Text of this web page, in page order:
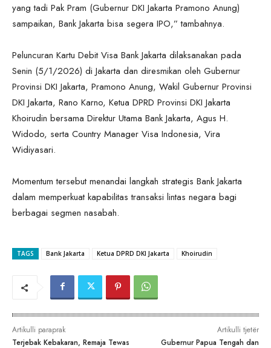
yang tadi Pak Pram (Gubernur DKI Jakarta Pramono Anung)
sampaikan, Bank Jakarta bisa segera IPO,” tambahnya.
Peluncuran Kartu Debit Visa Bank Jakarta dilaksanakan pada
Senin (5/1/2026) di Jakarta dan diresmikan oleh Gubernur
Provinsi DKI Jakarta, Pramono Anung, Wakil Gubernur Provinsi
DKI Jakarta, Rano Karno, Ketua DPRD Provinsi DKI Jakarta
Khoirudin bersama Direktur Utama Bank Jakarta, Agus H.
Widodo, serta Country Manager Visa Indonesia, Vira
Widiyasari.
Momentum tersebut menandai langkah strategis Bank Jakarta
dalam memperkuat kapabilitas transaksi lintas negara bagi
berbagai segmen nasabah.
TAGS Bank Jakarta Ketua DPRD DKI Jakarta Khoirudin
Artikulli paraprak
Terjebak Kebakaran, Remaja Tewas
Artikulli tjetër
Gubernur Papua Tengah dan